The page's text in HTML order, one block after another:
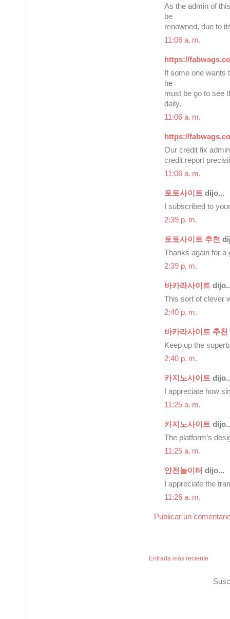
As the admin of
be
renowned, due to
11:06 a. m.
https://
If some one wants
he
must be go to see
daily.
11:06 a. m.
https://
Our credit fix
credit report
11:06 a. m.
토토사이트 dijo...
I subscribed to
2:39 p. m.
토토사이트 추천
Thanks again for a
2:39 p. m.
바카라사이트
This sort of clever
2:40 p. m.
바카라사이트 추천
Keep up the
2:40 p. m.
카지노사이트
I appreciate how
11:25 a. m.
카지노사이트
The platform’s
11:25 a. m.
안전놀이터 dijo...
I appreciate the
11:26 a. m.
Publicar un
Entrada más reciente